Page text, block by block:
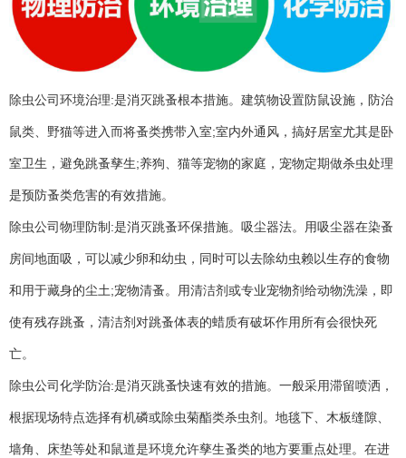
除虫公司环境治理:是消灭跳蚤根本措施。建筑物设置防鼠设施，防治
鼠类、野猫等进入而将蚤类携带入室;室内外通风，搞好居室尤其是卧
室卫生，避免跳蚤孳生;养狗、猫等宠物的家庭，宠物定期做杀虫处理
是预防蚤类危害的有效措施。
除虫公司物理防制:是消灭跳蚤环保措施。吸尘器法。用吸尘器在染蚤
房间地面吸，可以减少卵和幼虫，同时可以去除幼虫赖以生存的食物
和用于藏身的尘土;宠物清蚤。用清洁剂或专业宠物剂给动物洗澡，即
使有残存跳蚤，清洁剂对跳蚤体表的蜡质有破坏作用所有会很快死
亡。
除虫公司化学防治:是消灭跳蚤快速有效的措施。一般采用滞留喷洒，
根据现场特点选择有机磷或除虫菊酯类杀虫剂。地毯下、木板缝隙、
墙角、床垫等处和鼠道是环境允许孳生蚤类的地方要重点处理。在进